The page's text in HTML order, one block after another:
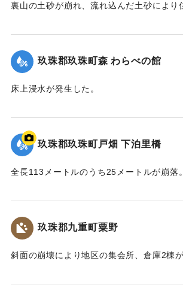
裏山の土砂が崩れ、流れ込んだ土砂により
2020/7/6｜固有コード:01215068
玖珠郡玖珠町森 わらべの館
床上浸水が発生した。
2020/7/6｜固有コード:
玖珠郡玖珠町戸畑 下泊里橋
全長113メートルのうち25メートルが崩落
た。
｜固有コード:01215062
玖珠郡九重町粟野
斜面の崩壊により地区の集会所、倉庫2棟が
2020/7/6｜固有コード:01215063